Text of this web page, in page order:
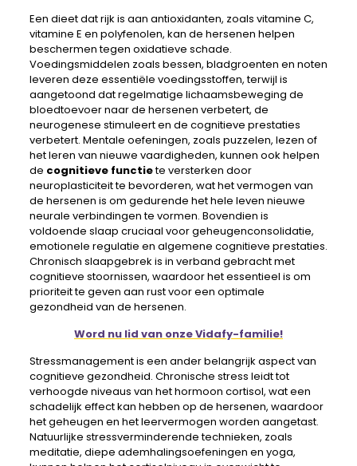
Een dieet dat rijk is aan antioxidanten, zoals vitamine C,
vitamine E en polyfenolen, kan de hersenen helpen
beschermen tegen oxidatieve schade.
Voedingsmiddelen zoals bessen, bladgroenten en noten
leveren deze essentiële voedingsstoffen, terwijl is
aangetoond dat regelmatige lichaamsbeweging de
bloedtoevoer naar de hersenen verbetert, de
neurogenese stimuleert en de cognitieve prestaties
verbetert. Mentale oefeningen, zoals puzzelen, lezen of
het leren van nieuwe vaardigheden, kunnen ook helpen
de cognitieve functiete versterken door
neuroplasticiteit te bevorderen, wat het vermogen van
de hersenen is om gedurende het hele leven nieuwe
neurale verbindingen te vormen. Bovendien is
voldoende slaap cruciaal voor geheugenconsolidatie,
emotionele regulatie en algemene cognitieve prestaties.
Chronisch slaapgebrek is in verband gebracht met
cognitieve stoornissen, waardoor het essentieel is om
prioriteit te geven aan rust voor een optimale
gezondheid van de hersenen.
Word nu lid van onze Vidafy-familie!
Stressmanagement is een ander belangrijk aspect van
cognitieve gezondheid. Chronische stress leidt tot
verhoogde niveaus van het hormoon cortisol, wat een
schadelijk effect kan hebben op de hersenen, waardoor
het geheugen en het leervermogen worden aangetast.
Natuurlijke stressverminderende technieken, zoals
meditatie, diepe ademhalingsoefeningen en yoga,